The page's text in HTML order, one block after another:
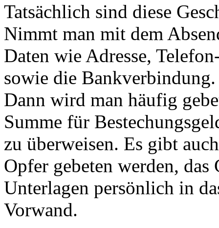
Tatsächlich sind diese
Nimmt man mit dem
Daten wie Adresse,
sowie die Bankverbindung.
Dann wird man häufig
Summe für
zu überweisen. Es gibt
Opfer gebeten werden,
Unterlagen persönlich in
Vorwand.